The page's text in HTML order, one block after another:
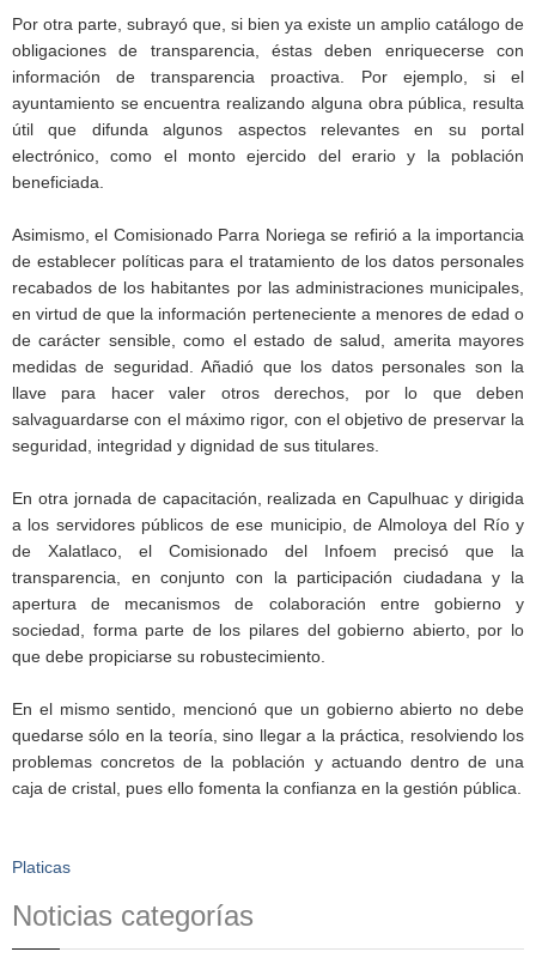
Por otra parte, subrayó que, si bien ya existe un amplio catálogo de
obligaciones de transparencia, éstas deben enriquecerse con
información de transparencia proactiva. Por ejemplo, si el
ayuntamiento se encuentra realizando alguna obra pública, resulta
útil que difunda algunos aspectos relevantes en su portal
electrónico, como el monto ejercido del erario y la población
beneficiada.
Asimismo, el Comisionado Parra Noriega se refirió a la importancia
de establecer políticas para el tratamiento de los datos personales
recabados de los habitantes por las administraciones municipales,
en virtud de que la información perteneciente a menores de edad o
de carácter sensible, como el estado de salud, amerita mayores
medidas de seguridad. Añadió que los datos personales son la
llave para hacer valer otros derechos, por lo que deben
salvaguardarse con el máximo rigor, con el objetivo de preservar la
seguridad, integridad y dignidad de sus titulares.
En otra jornada de capacitación, realizada en Capulhuac y dirigida
a los servidores públicos de ese municipio, de Almoloya del Río y
de Xalatlaco, el Comisionado del Infoem precisó que la
transparencia, en conjunto con la participación ciudadana y la
apertura de mecanismos de colaboración entre gobierno y
sociedad, forma parte de los pilares del gobierno abierto, por lo
que debe propiciarse su robustecimiento.
En el mismo sentido, mencionó que un gobierno abierto no debe
quedarse sólo en la teoría, sino llegar a la práctica, resolviendo los
problemas concretos de la población y actuando dentro de una
caja de cristal, pues ello fomenta la confianza en la gestión pública.
Platicas
Noticias categorías